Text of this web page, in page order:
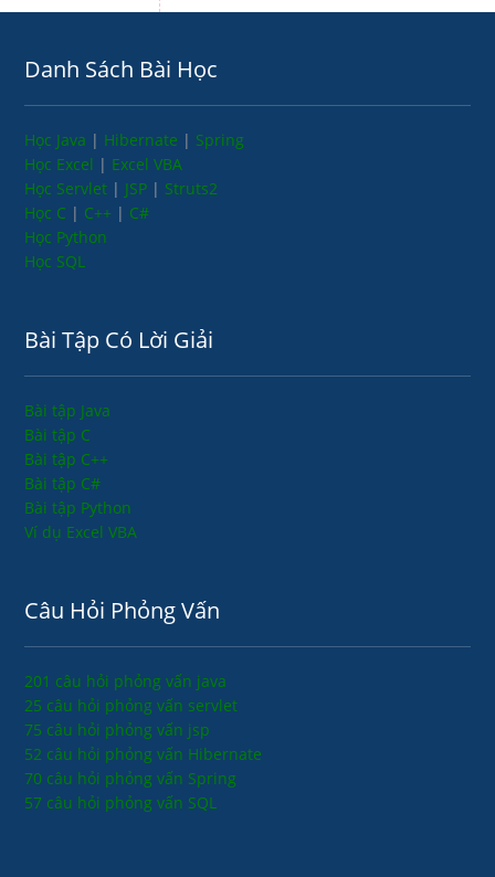
Danh Sách Bài Học
Học Java | Hibernate | Spring
Học Excel | Excel VBA
Học Servlet | JSP | Struts2
Học C | C++ | C#
Học Python
Học SQL
Bài Tập Có Lời Giải
Bài tập Java
Bài tập C
Bài tập C++
Bài tập C#
Bài tập Python
Ví dụ Excel VBA
Câu Hỏi Phỏng Vấn
201 câu hỏi phỏng vấn java
25 câu hỏi phỏng vấn servlet
75 câu hỏi phỏng vấn jsp
52 câu hỏi phỏng vấn Hibernate
70 câu hỏi phỏng vấn Spring
57 câu hỏi phỏng vấn SQL